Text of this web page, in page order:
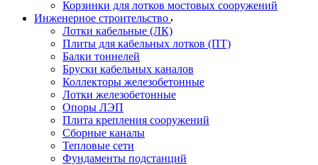
Корзинки для лотков мостовых сооружений
Инженерное строительство
Лотки кабельные (ЛК)
Плиты для кабельных лотков (ПТ)
Балки тоннелей
Бруски кабельных каналов
Коллекторы железобетонные
Лотки железобетонные
Опоры ЛЭП
Плита крепления сооружений
Сборные каналы
Тепловые сети
Фундаменты подстанций